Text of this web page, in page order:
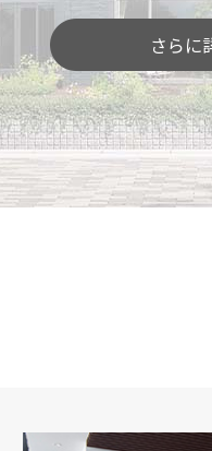
さらに
「間取りや広さ」を
空間の広がりや奥行き感、部屋と
りにくい広さや間取り、動線など
部屋と部屋を行き来したり、ご
を見つけてください。